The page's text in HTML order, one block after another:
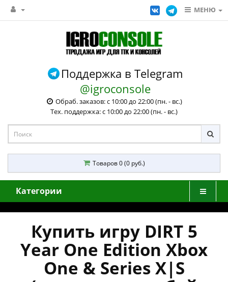
МЕНЮ
Поддержка в Telegram
@igroconsole
Обраб. заказов: с 10:00 до 22:00 (пн. - вс.)
Тех. поддержка: с 10:00 до 22:00 (пн. - вс.)
Товаров 0 (0 руб.)
Категории
Купить игру DIRT 5
Year One Edition Xbox
One & Series X|S